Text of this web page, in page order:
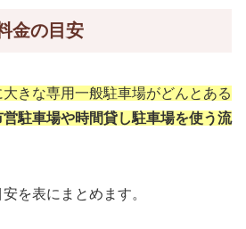
金の目安
きな専用一般駐車場がどんとある
営駐車場や時間貸し駐車場を使う流
を表にまとめます。